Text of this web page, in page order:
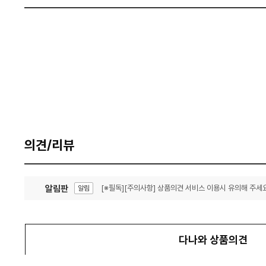
의견/리뷰
알림판 알림 [※필독][주의사항] 상품의견 서비스 이용시 유의해 주세
다나와 상품의견